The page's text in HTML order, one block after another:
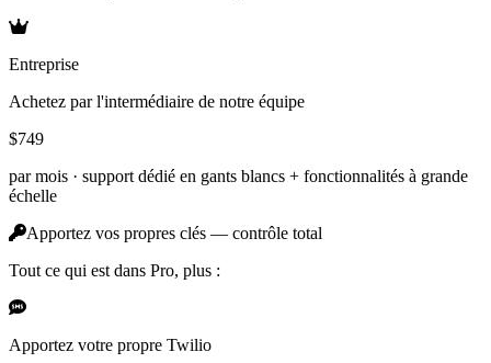
Entreprise
Achetez par l'intermédiaire de notre équipe
$749
par mois · support dédié en gants blancs + fonctionnalités à grande
échelle
Apportez vos propres clés — contrôle total
Tout ce qui est dans Pro, plus :
Apportez votre propre Twilio